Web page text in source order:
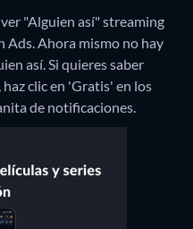
"Alguien así" streaming
Ads.Ahora mismo no hay
así. Si quieres saber
clic en 'Gratis' en los
de notificaciones.